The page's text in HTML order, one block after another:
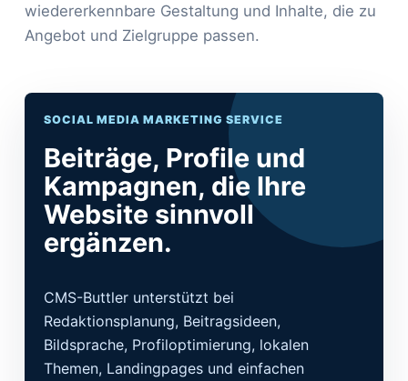
wiedererkennbare Gestaltung und Inhalte, die zu
Angebot und Zielgruppe passen.
SOCIAL MEDIA MARKETING SERVICE
Beiträge, Profile und
Kampagnen, die Ihre
Website sinnvoll
ergänzen.
CMS-Buttler unterstützt bei
Redaktionsplanung, Beitragsideen,
Bildsprache, Profiloptimierung, lokalen
Themen, Landingpages und einfachen